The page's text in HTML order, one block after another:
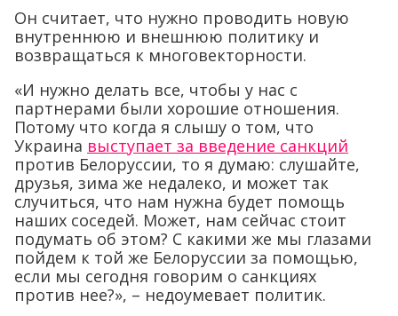
Он считает, что нужно проводить новую
внутреннюю и внешнюю политику и
возвращаться к многовекторности.
«И нужно делать все, чтобы у нас с
партнерами были хорошие отношения.
Потому что когда я слышу о том, что
Украина выступает за введение санкций
против Белоруссии, то я думаю: слушайте,
друзья, зима же недалеко, и может так
случиться, что нам нужна будет помощь
наших соседей. Может, нам сейчас стоит
подумать об этом? С какими же мы глазами
пойдем к той же Белоруссии за помощью,
если мы сегодня говорим о санкциях
против нее?», – недоумевает политик.